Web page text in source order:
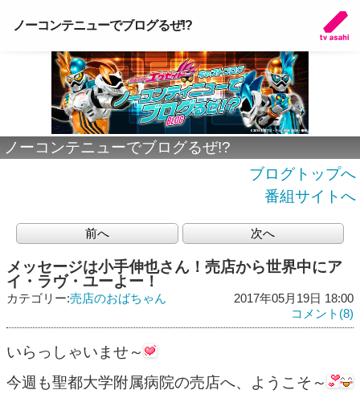
ノーコンテニューでブログるぜ!?
ノーコンテニューでブログるぜ!?
ブログトップへ
番組サイトへ
前へ 次へ
メッセージは小手伸也さん！売店から世界中にア
イ・ラヴ・ユーよー！
カテゴリー:売店のおばちゃん
2017年05月19日 18:00
コメント(8)
いらっしゃいませ～
今週も聖都大学附属病院の売店へ、ようこそ～